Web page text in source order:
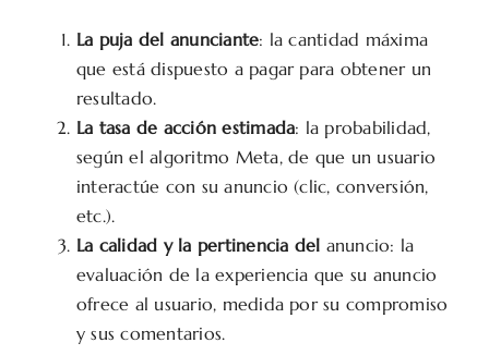
La puja del anunciante: la cantidad máxima
que está dispuesto a pagar para obtener un
resultado.
La tasa de acción estimada: la probabilidad,
según el algoritmo Meta, de que un usuario
interactúe con su anuncio (clic, conversión,
etc.).
La calidad y la pertinencia del anuncio: la
evaluación de la experiencia que su anuncio
ofrece al usuario, medida por su compromiso
y sus comentarios.